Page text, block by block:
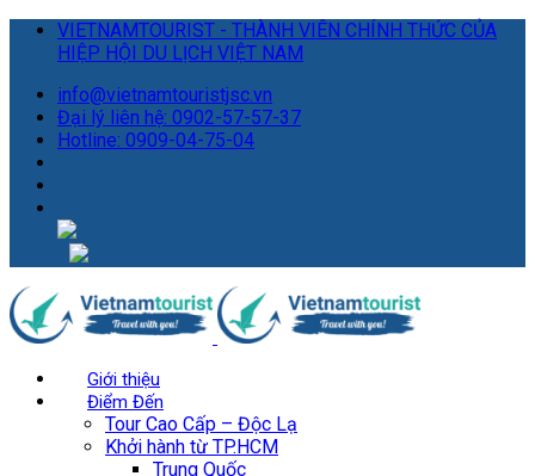
VIETNAMTOURIST - THÀNH VIÊN CHÍNH THỨC CỦA
HIỆP HỘI DU LỊCH VIỆT NAM
info@vietnamtouristjsc.vn
Đại lý liên hệ: 0902-57-57-37
Hotline: 0909-04-75-04
Giới thiệu
Điểm Đến
Tour Cao Cấp – Độc Lạ
Khởi hành từ TP.HCM
Trung Quốc